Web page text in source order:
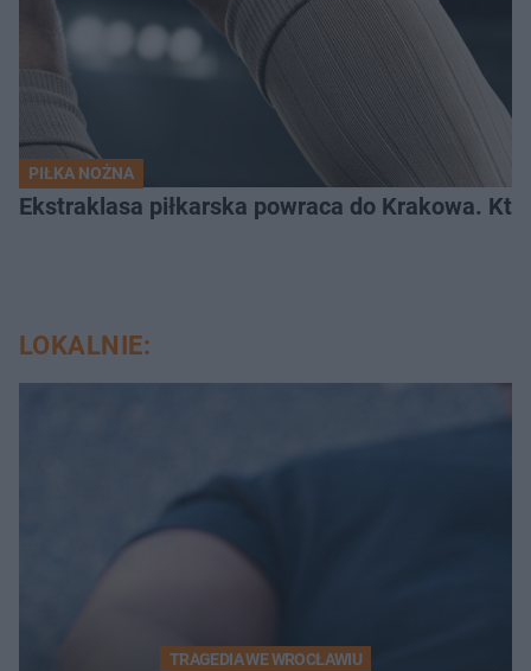
PIŁKA NOŻNA
Ekstraklasa piłkarska powraca do Krakowa.
LOKALNIE:
TRAGEDIA WE WROCŁAWIU